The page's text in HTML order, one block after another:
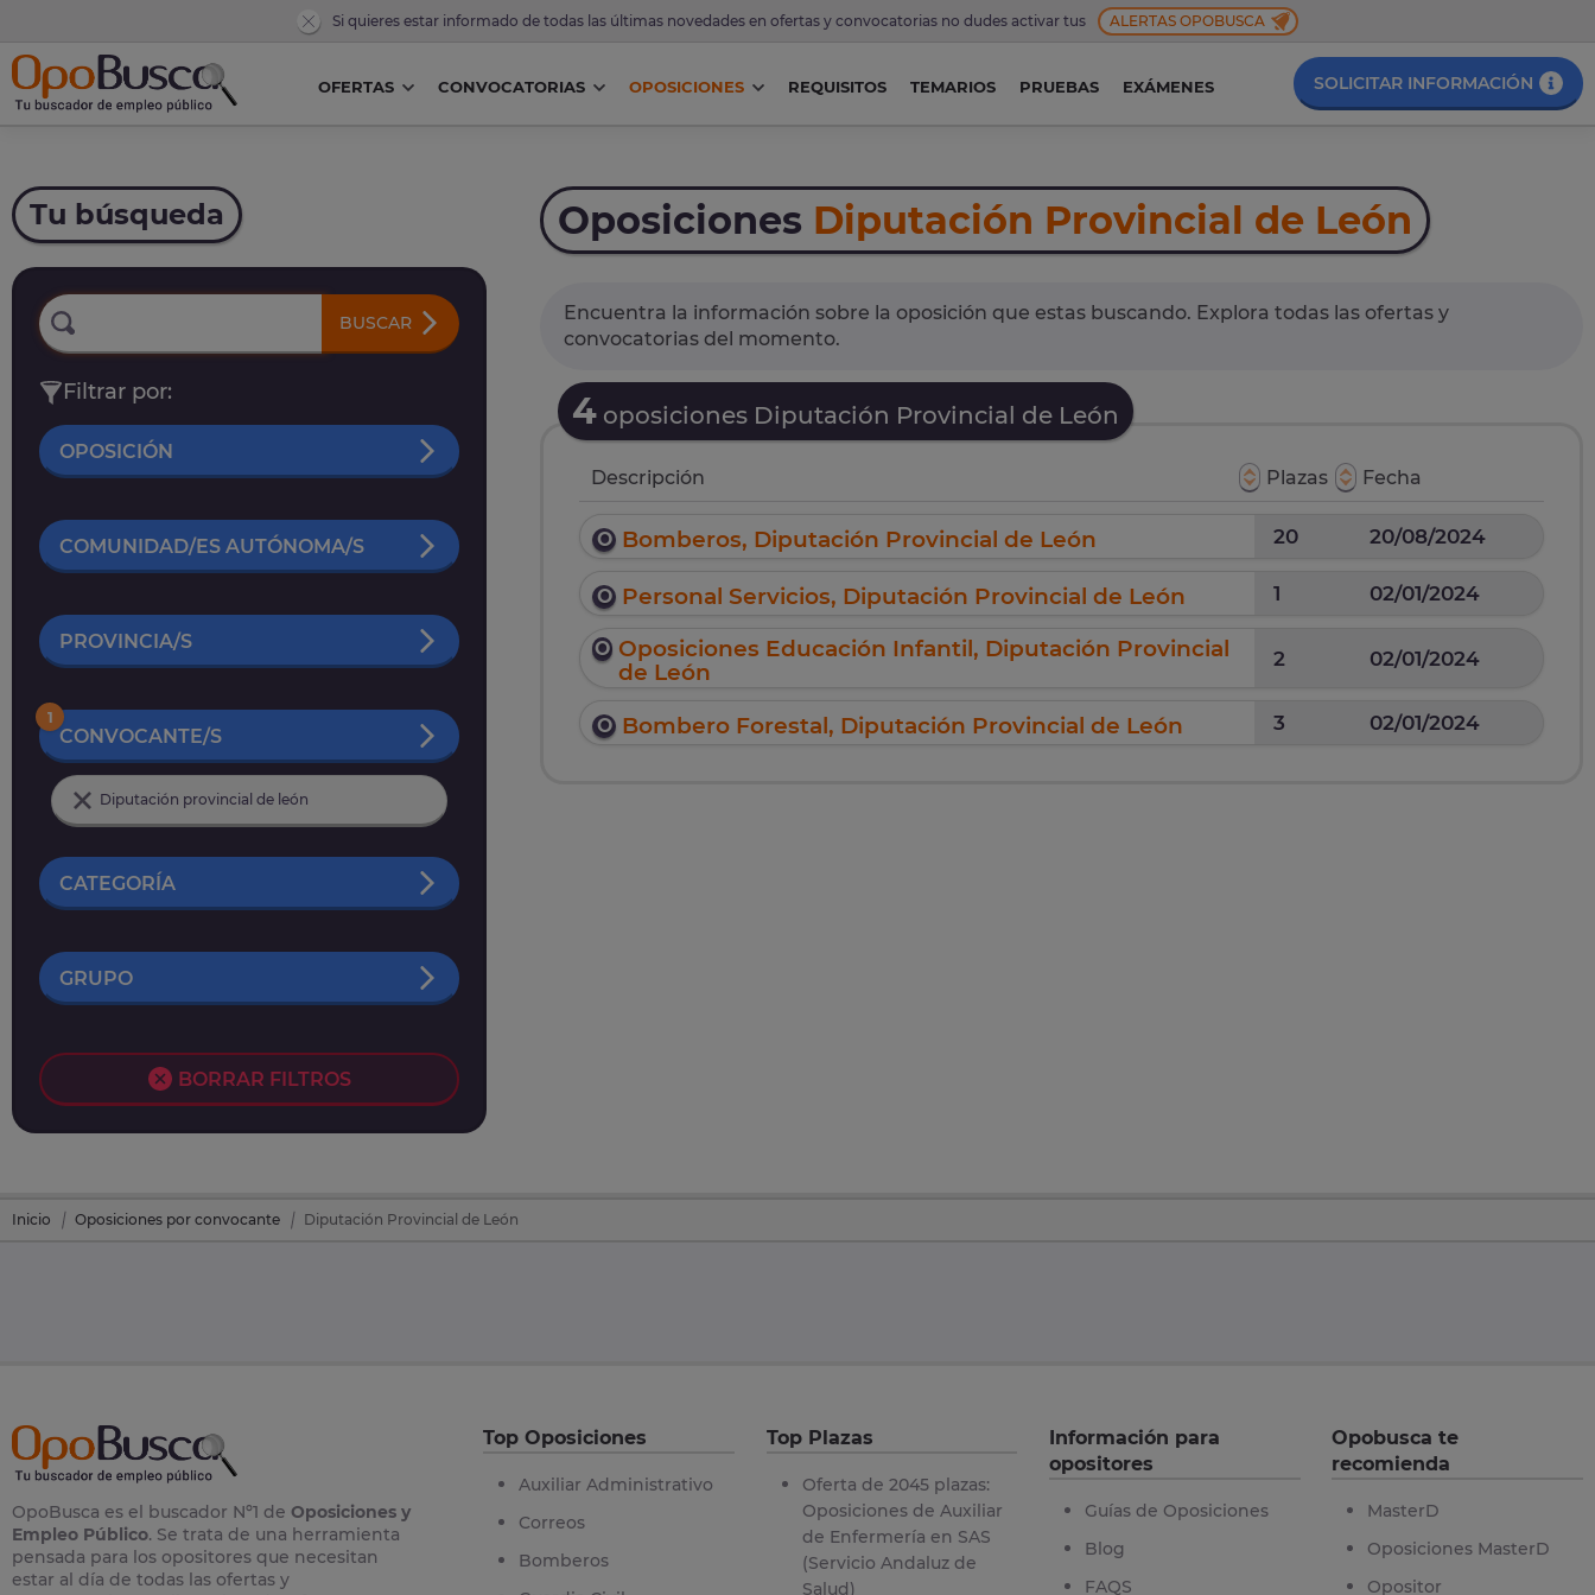
Si quieres estar informado de todas las últimas novedades en ofertas y convocatorias no dudes activar tus ALERTAS OPOBUSCA
OFERTAS CONVOCATORIAS OPOSICIONES REQUISITOS TEMARIOS PRUEBAS EXÁMENES SOLICITAR INFORMACIÓN
Tu búsqueda
BUSCAR
Filtrar por:
OPOSICIÓN
COMUNIDAD/ES AUTÓNOMA/S
PROVINCIA/S
CONVOCANTE/S
1
Diputación provincial de león
CATEGORÍA
GRUPO
BORRAR FILTROS
Oposiciones Diputación Provincial de León
Encuentra la información sobre la oposición que estas buscando. Explora todas las ofertas y
convocatorias del momento.
4 oposiciones Diputación Provincial de León
Descripción Plazas Fecha
Bomberos, Diputación Provincial de León 20 20/08/2024
Personal Servicios, Diputación Provincial de León 1 02/01/2024
Oposiciones Educación Infantil, Diputación Provincial
de León
2 02/01/2024
Bombero Forestal, Diputación Provincial de León 3 02/01/2024
Inicio Oposiciones por convocante Diputación Provincial de León
OpoBusca es el buscador Nº1 de Oposiciones y
Empleo Público. Se trata de una herramienta
pensada para los opositores que necesitan
estar al día de todas las ofertas y
Top Oposiciones
Auxiliar Administrativo
Correos
Bomberos
Top Plazas
Oferta de 2045 plazas:
Oposiciones de Auxiliar
de Enfermería en SAS
(Servicio Andaluz de
Salud)
Información para
opositores
Guías de Oposiciones
Blog
FAQS
Opobusca te
recomienda
MasterD
Oposiciones MasterD
Opositor